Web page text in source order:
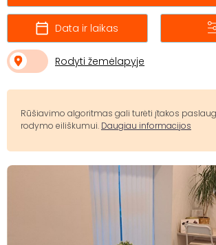
Data ir laikas
Rodyti žemėlapyje
Rūšiavimo algoritmas gali turėti įtakos
rodymo eiliškumui. Daugiau informacijos